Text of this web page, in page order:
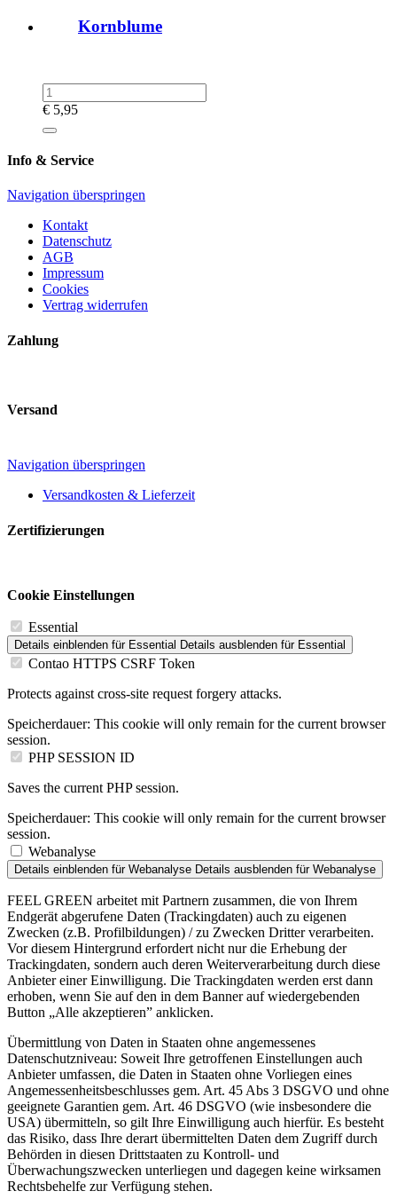
Kornblume
€ 5,95
Info & Service
Navigation überspringen
Kontakt
Datenschutz
AGB
Impressum
Cookies
Vertrag widerrufen
Zahlung
Versand
Navigation überspringen
Versandkosten & Lieferzeit
Zertifizierungen
Cookie Einstellungen
Essential
Details einblenden für Essential Details ausblenden für Essential
Contao HTTPS CSRF Token
Protects against cross-site request forgery attacks.
Speicherdauer: This cookie will only remain for the current browser
session.
PHP SESSION ID
Saves the current PHP session.
Speicherdauer: This cookie will only remain for the current browser
session.
Webanalyse
Details einblenden für Webanalyse Details ausblenden für Webanalyse
FEEL GREEN arbeitet mit Partnern zusammen, die von Ihrem
Endgerät abgerufene Daten (Trackingdaten) auch zu eigenen
Zwecken (z.B. Profilbildungen) / zu Zwecken Dritter verarbeiten.
Vor diesem Hintergrund erfordert nicht nur die Erhebung der
Trackingdaten, sondern auch deren Weiterverarbeitung durch diese
Anbieter einer Einwilligung. Die Trackingdaten werden erst dann
erhoben, wenn Sie auf den in dem Banner auf wiedergebenden
Button „Alle akzeptieren” anklicken.
Übermittlung von Daten in Staaten ohne angemessenes
Datenschutzniveau: Soweit Ihre getroffenen Einstellungen auch
Anbieter umfassen, die Daten in Staaten ohne Vorliegen eines
Angemessenheitsbeschlusses gem. Art. 45 Abs 3 DSGVO und ohne
geeignete Garantien gem. Art. 46 DSGVO (wie insbesondere die
USA) übermitteln, so gilt Ihre Einwilligung auch hierfür. Es besteht
das Risiko, dass Ihre derart übermittelten Daten dem Zugriff durch
Behörden in diesen Drittstaaten zu Kontroll- und
Überwachungszwecken unterliegen und dagegen keine wirksamen
Rechtsbehelfe zur Verfügung stehen.